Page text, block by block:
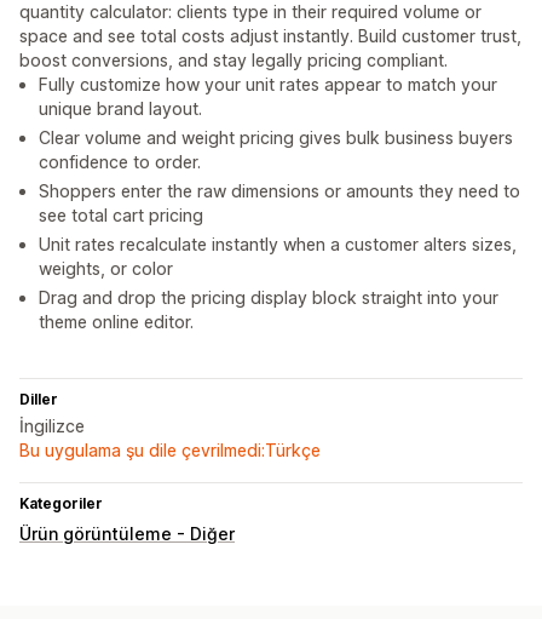
quantity calculator: clients type in their required volume or
space and see total costs adjust instantly. Build customer trust,
boost conversions, and stay legally pricing compliant.
Fully customize how your unit rates appear to match your
unique brand layout.
Clear volume and weight pricing gives bulk business buyers
confidence to order.
Shoppers enter the raw dimensions or amounts they need to
see total cart pricing
Unit rates recalculate instantly when a customer alters sizes,
weights, or color
Drag and drop the pricing display block straight into your
theme online editor.
Diller
İngilizce
Bu uygulama şu dile çevrilmedi:Türkçe
Kategoriler
Ürün görüntüleme - Diğer